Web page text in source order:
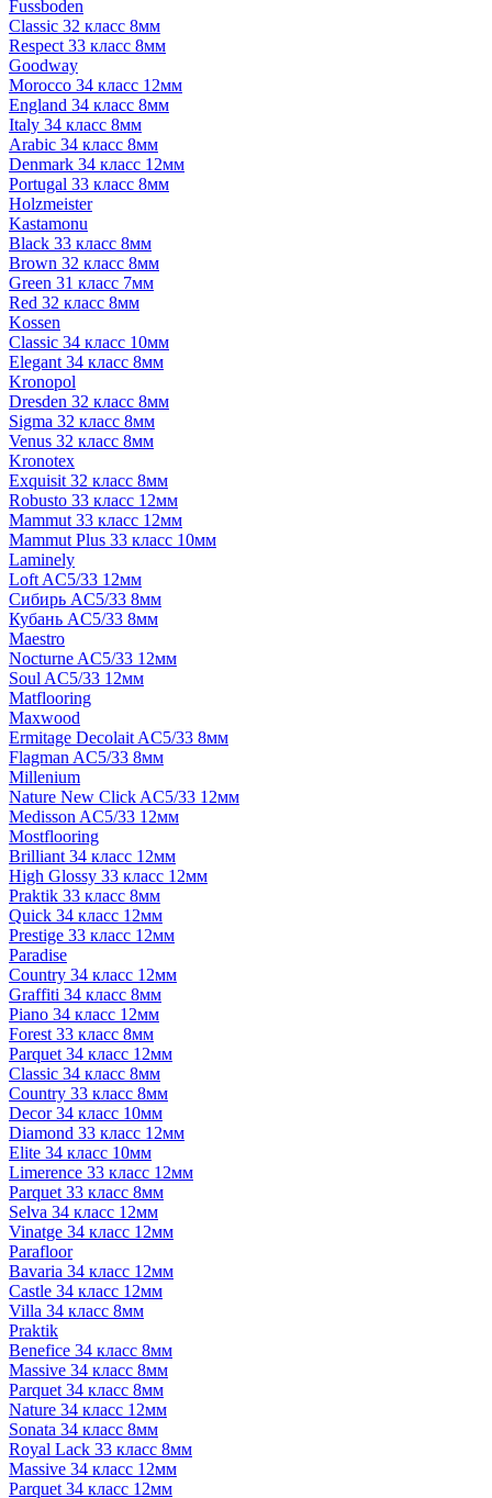
Fussboden
Classic 32 класс 8мм
Respect 33 класс 8мм
Goodway
Morocco 34 класс 12мм
England 34 класс 8мм
Italy 34 класс 8мм
Arabic 34 класс 8мм
Denmark 34 класс 12мм
Portugal 33 класс 8мм
Holzmeister
Kastamonu
Black 33 класс 8мм
Brown 32 класс 8мм
Green 31 класс 7мм
Red 32 класс 8мм
Kossen
Classic 34 класс 10мм
Elegant 34 класс 8мм
Kronopol
Dresden 32 класс 8мм
Sigma 32 класс 8мм
Venus 32 класс 8мм
Kronotex
Exquisit 32 класс 8мм
Robusto 33 класс 12мм
Mammut 33 класс 12мм
Mammut Plus 33 класс 10мм
Laminely
Loft AC5/33 12мм
Сибирь AC5/33 8мм
Кубань AC5/33 8мм
Maestro
Nocturne AC5/33 12мм
Soul AC5/33 12мм
Matflooring
Maxwood
Ermitage Decolait AC5/33 8мм
Flagman AC5/33 8мм
Millenium
Nature New Click AC5/33 12мм
Medisson AC5/33 12мм
Mostflooring
Brilliant 34 класс 12мм
High Glossy 33 класс 12мм
Praktik 33 класс 8мм
Quick 34 класс 12мм
Prestige 33 класс 12мм
Paradise
Country 34 класс 12мм
Graffiti 34 класс 8мм
Piano 34 класс 12мм
Forest 33 класс 8мм
Parquet 34 класс 12мм
Classic 34 класс 8мм
Country 33 класс 8мм
Decor 34 класс 10мм
Diamond 33 класс 12мм
Elite 34 класс 10мм
Limerence 33 класс 12мм
Parquet 33 класс 8мм
Selva 34 класс 12мм
Vinatge 34 класс 12мм
Parafloor
Bavaria 34 класс 12мм
Castle 34 класс 12мм
Villa 34 класс 8мм
Praktik
Benefice 34 класс 8мм
Massive 34 класс 8мм
Parquet 34 класс 8мм
Nature 34 класс 12мм
Sonata 34 класс 8мм
Royal Lack 33 класс 8мм
Massive 34 класс 12мм
Parquet 34 класс 12мм